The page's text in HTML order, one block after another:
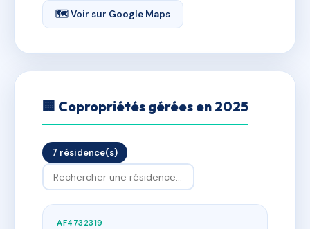
🗺 Voir sur Google Maps
🏢 Copropriétés gérées en 2025
7 résidence(s)
AF4732319